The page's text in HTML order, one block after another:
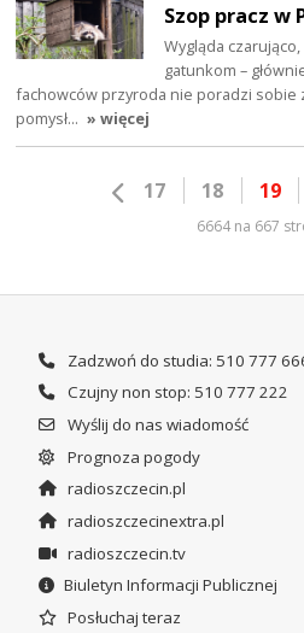
Szop pracz w
Wygląda
gatunkom –
fachowców przyroda nie poradzi sobie
pomysł… » więcej
17 18 19
6664 na 667
Zadzwoń do studia: 510 777
Czujny non stop: 510 777 222
Wyślij do nas wiadomość
Prognoza pogody
radioszczecin.pl
radioszczecinextra.pl
radioszczecin.tv
Biuletyn Informacji Publicznej
Posłuchaj teraz